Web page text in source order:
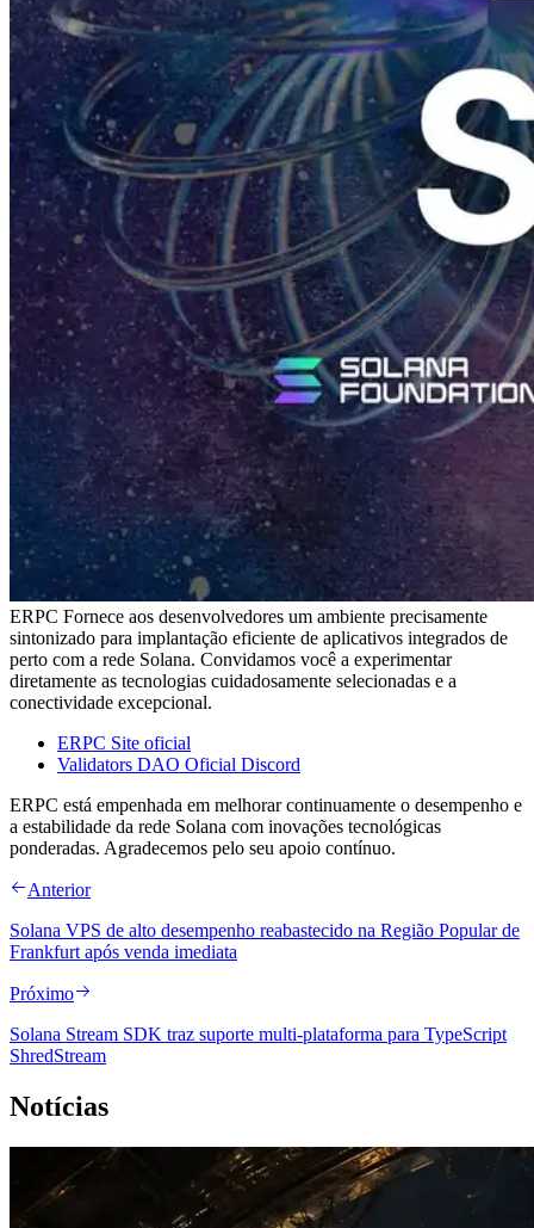
ERPC Fornece aos desenvolvedores um ambiente precisamente
sintonizado para implantação eficiente de aplicativos integrados de
perto com a rede Solana. Convidamos você a experimentar
diretamente as tecnologias cuidadosamente selecionadas e a
conectividade excepcional.
ERPC Site oficial
Validators DAO Oficial Discord
ERPC está empenhada em melhorar continuamente o desempenho e
a estabilidade da rede Solana com inovações tecnológicas
ponderadas. Agradecemos pelo seu apoio contínuo.
Anterior
Solana VPS de alto desempenho reabastecido na Região Popular de
Frankfurt após venda imediata
Próximo
Solana Stream SDK traz suporte multi-plataforma para TypeScript
ShredStream
Notícias